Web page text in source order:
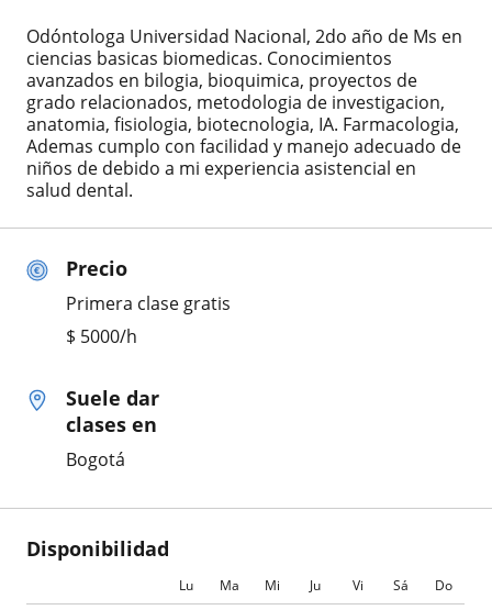
Precio
Primera clase gratis
$ 5000/h
Suele dar
clases en
Bogotá
Disponibilidad
Lu Ma Mi Ju Vi Sá Do
Odóntologa Universidad Nacional, 2do año de Ms en
ciencias basicas biomedicas. Conocimientos
avanzados en bilogia, bioquimica, proyectos de
grado relacionados, metodologia de investigacion,
anatomia, fisiologia, biotecnologia, IA. Farmacologia,
Ademas cumplo con facilidad y manejo adecuado de
niños de debido a mi experiencia asistencial en
salud dental.